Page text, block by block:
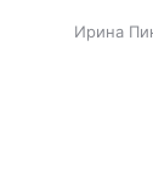
Ирина